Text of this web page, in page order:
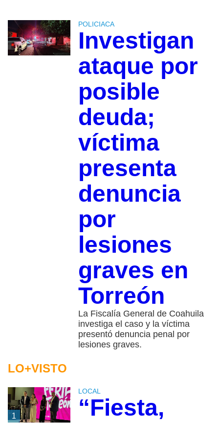
POLICIACA
Investigan
ataque por
posible
deuda;
víctima
presenta
denuncia
por
lesiones
graves en
Torreón
La Fiscalía General de Coahuila
investiga el caso y la víctima
presentó denuncia penal por
lesiones graves.
LO+VISTO
1
LOCAL
“Fiesta,